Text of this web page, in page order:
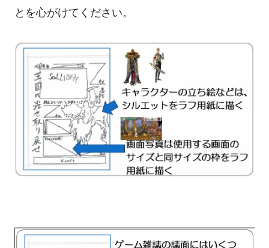
とを心がけてください。